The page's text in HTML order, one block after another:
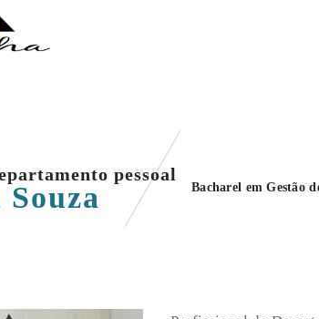
pessoal
Bacharel em Gestão